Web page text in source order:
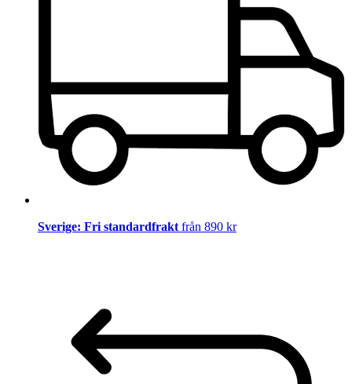
Sverige: Fri standardfrakt från 890 kr